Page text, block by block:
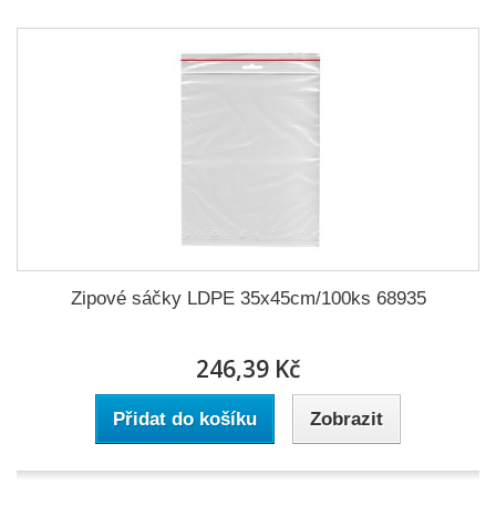
Zipové sáčky LDPE 35x45cm/100ks 68935
246,39 Kč
Přidat do košíku Zobrazit